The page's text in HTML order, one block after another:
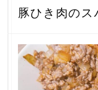
豚ひき肉のス